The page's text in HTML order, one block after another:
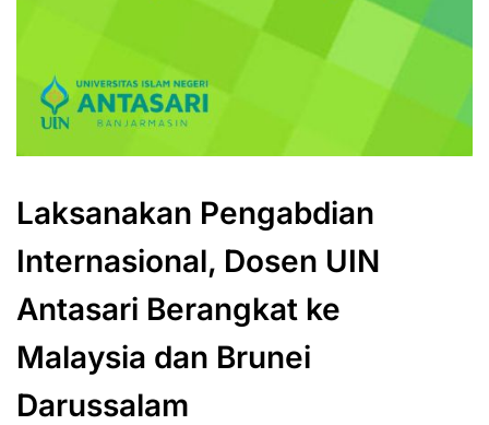
Laksanakan Pengabdian
Internasional, Dosen UIN
Antasari Berangkat ke
Malaysia dan Brunei
Darussalam